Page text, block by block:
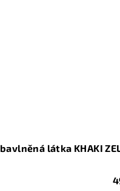
bavlněná látka KHAKI